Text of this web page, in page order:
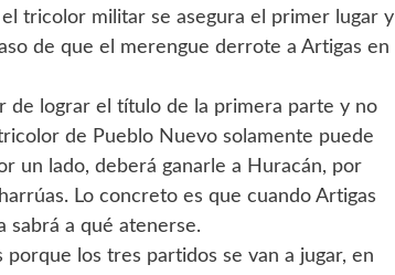
tricolor militar se asegura el primer lugar y
de que el merengue derrote a Artigas en
de lograr el título de la primera parte y no
de Pueblo Nuevo solamente puede
un lado, deberá ganarle a Huracán, por
Lo concreto es que cuando Artigas
sabrá a qué atenerse.
porque los tres partidos se van a jugar, en